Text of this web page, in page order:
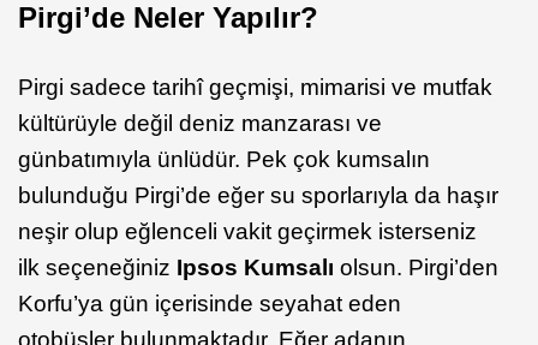
Pirgi’de Neler Yapılır?
Pirgi sadece tarihî geçmişi, mimarisi ve mutfak
kültürüyle değil deniz manzarası ve
günbatımıyla ünlüdür. Pek çok kumsalın
bulunduğu Pirgi’de eğer su sporlarıyla da haşır
neşir olup eğlenceli vakit geçirmek isterseniz
ilk seçeneğiniz Ipsos Kumsalı olsun. Pirgi’den
Korfu’ya gün içerisinde seyahat eden
otobüsler bulunmaktadır. Eğer adanın